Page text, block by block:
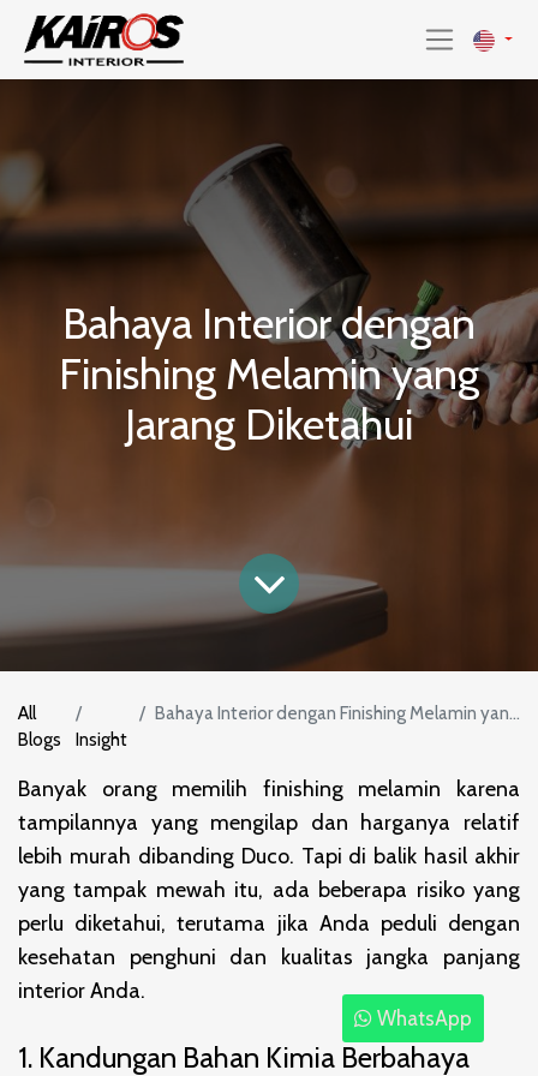
Bahaya Interior dengan
Finishing Melamin yang
Jarang Diketahui
All
Blogs
Insight
Bahaya Interior dengan Finishing Melamin yang Jarang Diketahui
Banyak orang memilih finishing melamin karena
tampilannya yang mengilap dan harganya relatif
lebih murah dibanding Duco. Tapi di balik hasil akhir
yang tampak mewah itu, ada beberapa risiko yang
perlu diketahui, terutama jika Anda peduli dengan
kesehatan penghuni dan kualitas jangka panjang
interior Anda.
1. Kandungan Bahan Kimia Berbahaya
WhatsApp